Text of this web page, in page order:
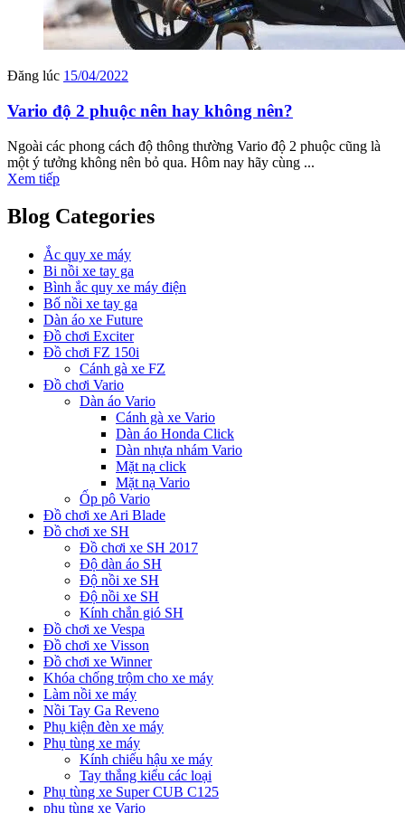
Đăng lúc 15/04/2022
Vario độ 2 phuộc nên hay không nên?
Ngoài các phong cách độ thông thường Vario độ 2 phuộc cũng là
một ý tưởng không nên bỏ qua. Hôm nay hãy cùng ...
Xem tiếp
Blog Categories
Ắc quy xe máy
Bi nồi xe tay ga
Bình ắc quy xe máy điện
Bố nồi xe tay ga
Dàn áo xe Future
Đồ chơi Exciter
Đồ chơi FZ 150i
Cánh gà xe FZ
Đồ chơi Vario
Dàn áo Vario
Cánh gà xe Vario
Dàn áo Honda Click
Dàn nhựa nhám Vario
Mặt nạ click
Mặt nạ Vario
Ốp pô Vario
Đồ chơi xe Ari Blade
Đồ chơi xe SH
Đồ chơi xe SH 2017
Độ dàn áo SH
Độ nồi xe SH
Độ nồi xe SH
Kính chắn gió SH
Đồ chơi xe Vespa
Đồ chơi xe Visson
Đồ chơi xe Winner
Khóa chống trộm cho xe máy
Làm nồi xe máy
Nồi Tay Ga Reveno
Phụ kiện đèn xe máy
Phụ tùng xe máy
Kính chiếu hậu xe máy
Tay thắng kiểu các loại
Phụ tùng xe Super CUB C125
phụ tùng xe Vario